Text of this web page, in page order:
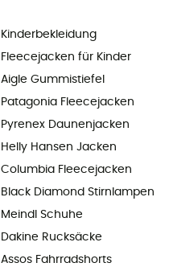
Kinderbekleidung
Fleecejacken für Kinder
Aigle Gummistiefel
Patagonia Fleecejacken
Pyrenex Daunenjacken
Helly Hansen Jacken
Columbia Fleecejacken
Black Diamond Stirnlampen
Meindl Schuhe
Dakine Rucksäcke
Assos Fahrradshorts